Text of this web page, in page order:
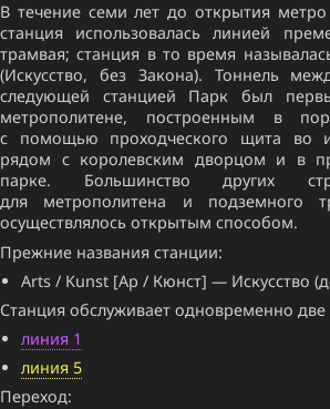
В течение семи лет до открытия
станция использовалась линией
трамвая; станция в то время
(Искусство, без Закона). Тоннель
следующей станцией Парк был
метрополитене, построенным в
с помощью проходческого щита во
рядом с королевским дворцом и в
парке. Большинство других
для метрополитена и подземного
осуществлялось открытым способом.
Прежние названия станции:
Arts / Kunst [Ар / Кюнст] — Искусство
Станция обслуживает одновременно
линия 1
линия 5
Переход: